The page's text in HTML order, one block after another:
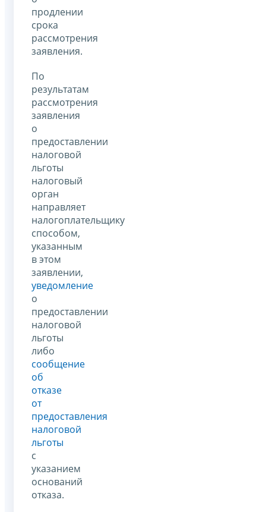
продлении
срока
рассмотрения
заявления.
По
результатам
рассмотрения
заявления
о
предоставлении
налоговой
льготы
налоговый
орган
направляет
налогоплательщику
способом,
указанным
в этом
заявлении,
уведомление
о
предоставлении
налоговой
льготы
либо
сообщение
об
отказе
от
предоставления
налоговой
льготы
с
указанием
оснований
отказа.